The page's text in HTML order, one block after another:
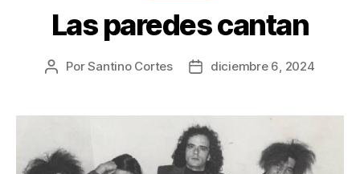
Las paredes cantan
Autor
publicación
PorSantino Cortes
Fecha
publicación
diciembre 6, 2024